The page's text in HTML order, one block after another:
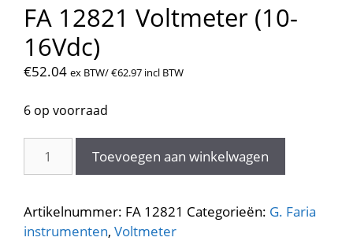
FA 12821 Voltmeter (10-
16Vdc)
€52.04 ex BTW/€62.97 incl BTW
6 op voorraad
12821
(10-
16Vdc)
Toevoegen aan winkelwagen
Artikelnummer: FA 12821 Categorieën: G. Faria
instrumenten, Voltmeter